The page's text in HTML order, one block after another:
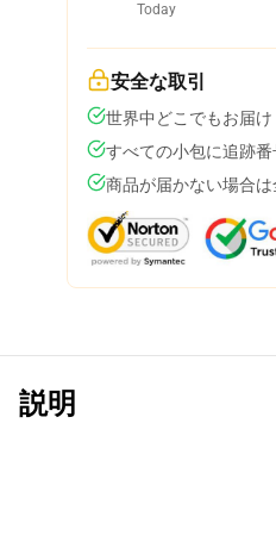
Today
安全な取引
世界中どこでもお届け
すべての小包に追跡
商品が届かない場合は
説明